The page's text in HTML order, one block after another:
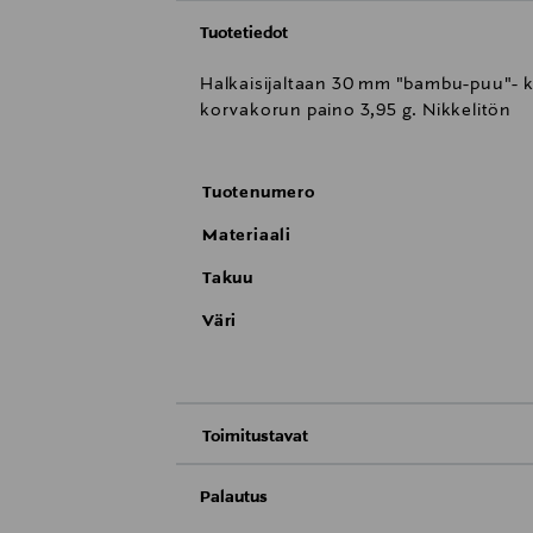
Tuotetiedot
Halkaisijaltaan 30 mm "bambu-puu"-
korvakorun paino 3,95 g. Nikkelitön
Tuotenumero
Materiaali
Takuu
Väri
Toimitustavat
Palautus